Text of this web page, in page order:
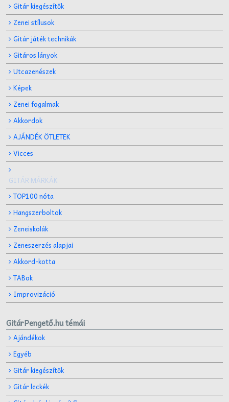
Gitár kiegészítők
Zenei stílusok
Gitár játék technikák
Gitáros lányok
Utcazenészek
Képek
Zenei fogalmak
Akkordok
AJÁNDÉK ÖTLETEK
Vicces
GITÁR MÁRKÁK
TOP100 nóta
Hangszerboltok
Zeneiskolák
Zeneszerzés alapjai
Akkord-kotta
TABok
Improvizáció
GitárPengető.hu témái
Ajándékok
Egyéb
Gitár kiegészítők
Gitár leckék